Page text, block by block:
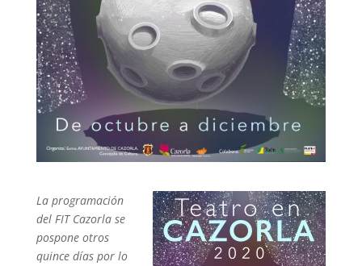
La programación
del FIT Cazorla se
pospone otros
quince días por lo